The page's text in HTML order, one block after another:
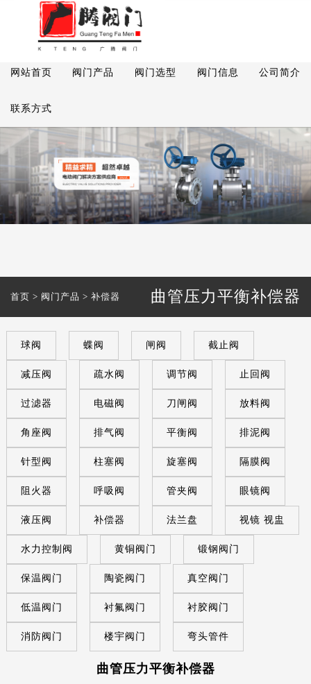
网站首页 阀门产品 阀门选型 阀门信息 公司简介
联系方式
曲管压力平衡补偿器
首页 > 阀门产品 > 补偿器
球阀 蝶阀 闸阀 截止阀
减压阀 疏水阀 调节阀 止回阀
过滤器 电磁阀 刀闸阀 放料阀
角座阀 排气阀 平衡阀 排泥阀
针型阀 柱塞阀 旋塞阀 隔膜阀
阻火器 呼吸阀 管夹阀 眼镜阀
液压阀 补偿器 法兰盘 视镜 视盅
水力控制阀 黄铜阀门 锻钢阀门
保温阀门 陶瓷阀门 真空阀门
低温阀门 衬氟阀门 衬胶阀门
消防阀门 楼宇阀门 弯头管件
曲管压力平衡补偿器